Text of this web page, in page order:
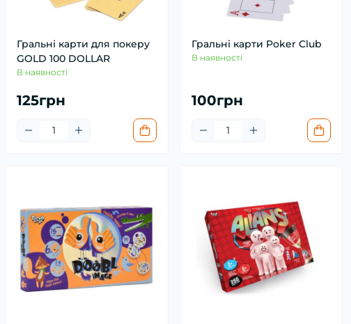
Гральні карти для покеру
GOLD 100 DOLLAR
В наявності
125грн
Гральні карти Poker Club
В наявності
100грн